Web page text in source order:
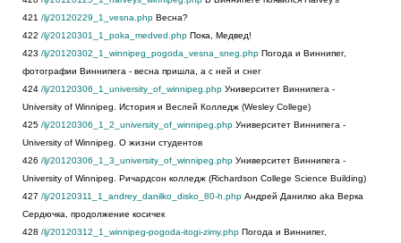
421 /lj/20120229_1_vesna.php Весна?
422 /lj/20120301_1_poka_medved.php Пока, Медвед!
423 /lj/20120302_1_winnipeg_pogoda_vesna_sneg.php Погода и Виннипег,
фотографии Виннипега - весна пришла, а с ней и снег
424 /lj/20120306_1_university_of_winnipeg.php Университет Виннипега -
University of Winnipeg. История и Веслей Колледж (Wesley College)
425 /lj/20120306_1_2_university_of_winnipeg.php Университет Виннипега -
University of Winnipeg. О жизни студентов
426 /lj/20120306_1_3_university_of_winnipeg.php Университет Виннипега -
University of Winnipeg. Ричардсон колледж (Richardson College Science Building)
427 /lj/20120311_1_andrey_danilko_disko_80-h.php Андрей Данилко aka Верка
Сердючка, продолжение косичек
428 /lj/20120312_1_winnipeg-pogoda-itogi-zimy.php Погода и Виннипег,